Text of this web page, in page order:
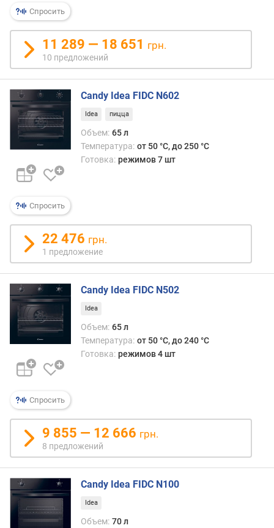
о
о
т
з
ы
в
а
п
о
д
т
е
о
б
а
в
л
е
н
и
я
к
о
и
с
т
в
у
п
р
е
Спросить
11 289 — 18 651 грн.
10 предложений
Спросить
Candy Idea FIDC N602
Idea пицца
Объем: 65 л
Температура: от 50 °C, до 250 °C
Готовка: режимов 7 шт
22 476 грн.
1 предложение
Спросить
Candy Idea FIDC N502
Idea
Объем: 65 л
Температура: от 50 °C, до 240 °C
Готовка: режимов 4 шт
9 855 — 12 666 грн.
8 предложений
Candy Idea FIDC N100
Idea
Объем: 70 л